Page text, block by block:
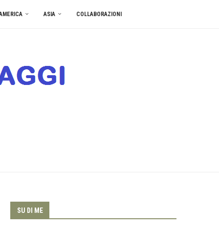
ASIA COLLABORAZIONI
SU DI ME